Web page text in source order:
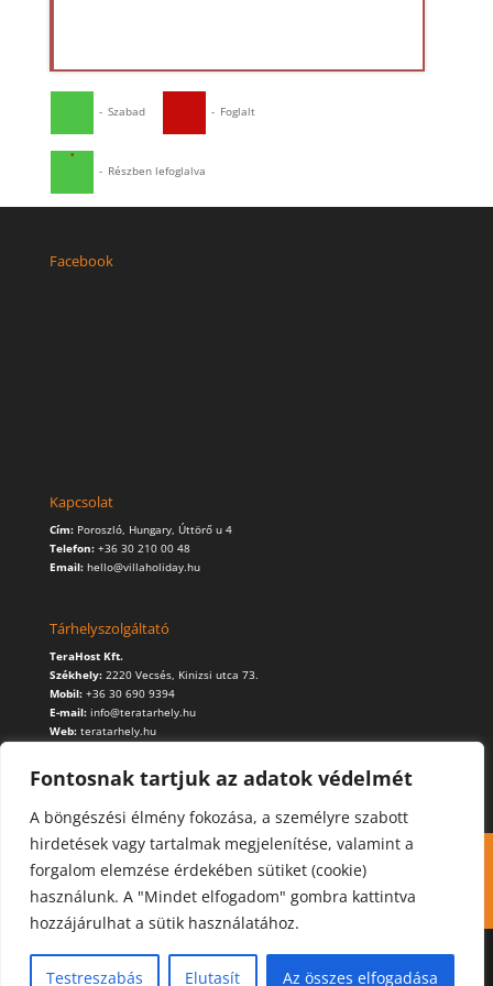
Fontosnak tartjuk az adatok védelmét
A böngészési élmény fokozása, a személyre szabott
hirdetések vagy tartalmak megjelenítése, valamint a
forgalom elemzése érdekében sütiket (cookie)
használunk. A "Mindet elfogadom" gombra kattintva
hozzájárulhat a sütik használatához.
Testreszabás Elutasít Az összes elfogadása
- Szabad - Foglalt
·
- Részben lefoglalva
Facebook
Kapcsolat
Cím: Poroszló, Hungary, Úttörő u 4
Telefon: +36 30 210 00 48
Email: hello@villaholiday.hu
Tárhelyszolgáltató
TeraHost Kft.
Székhely: 2220 Vecsés, Kinizsi utca 73.
Mobil: +36 30 690 9394
E-mail: info@teratarhely.hu
Web: teratarhely.hu
Kapcsolat Foglalás
Cookie (süti) használat
Adatvédelmi szabályzat